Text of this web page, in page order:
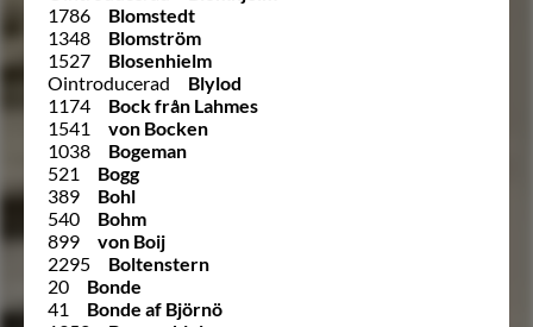
1786
Blomstedt
1348
Blomström
1527
Blosenhielm
Ointroducerad
Blylod
1174
Bock från Lahmes
1541
von Bocken
1038
Bogeman
521
Bogg
389
Bohl
540
Bohm
899
von Boij
2295
Boltenstern
20
Bonde
41
Bonde af Björnö